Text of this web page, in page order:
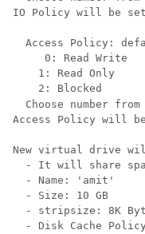
IO Policy will be
Access Policy:
     0: Read Write
    1: Read Only
    2: Blocked
Choose number
Access Policy will
New virtual drive
- It will share
  - Name: 'amit'
  - Size: 10 GB
- stripsize: 8K
- Disk Cache